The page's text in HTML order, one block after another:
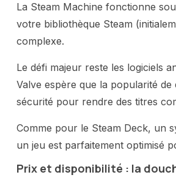
La Steam Machine fonctionne
votre bibliothèque Steam
complexe.
Le défi majeur reste les logiciels
Valve espère que la popularité
sécurité pour rendre des titres
Comme pour le Steam Deck, un
un jeu est parfaitement optimisé
Prix et disponibilité : la